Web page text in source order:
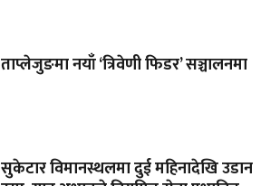
ताप्लेजुङमा नयाँ ‘त्रिवेणी फिडर’ सञ्चालनमा
सुकेटार विमानस्थलमा दुई महिनादेखि उडान